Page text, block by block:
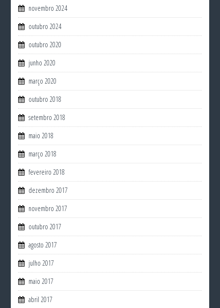
novembro 2024
outubro 2024
outubro 2020
junho 2020
março 2020
outubro 2018
setembro 2018
maio 2018
março 2018
fevereiro 2018
dezembro 2017
novembro 2017
outubro 2017
agosto 2017
julho 2017
maio 2017
abril 2017